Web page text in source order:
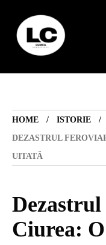
HOME
ISTORIE
DEZASTRUL
UITATĂ
Ciurea: